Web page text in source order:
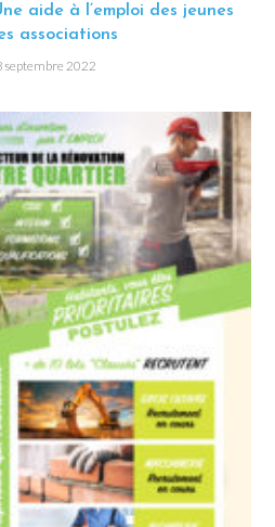
aide à l’emploi des jeunes
associations
septembre 2022